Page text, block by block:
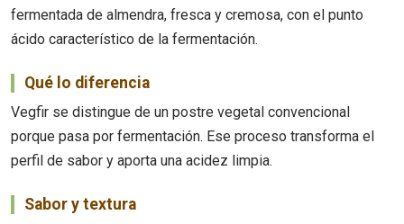
fermentada de almendra, fresca y cremosa, con el punto
ácido característico de la fermentación.
Qué lo diferencia
Vegfir se distingue de un postre vegetal convencional
porque pasa por fermentación. Ese proceso transforma el
perfil de sabor y aporta una acidez limpia.
Sabor y textura